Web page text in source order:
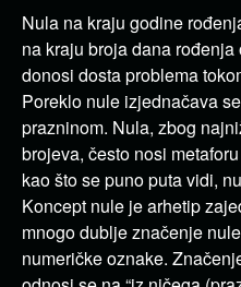
Nula na kraju godine
na kraju broja dana
donosi dosta problema
Poreklo nule izjednačava
prazninom. Nula, zbog
brojeva, često nosi
kao što se puno puta vidi,
Koncept nule je arhetip
mnogo dublje značenje
numeričke oznake.